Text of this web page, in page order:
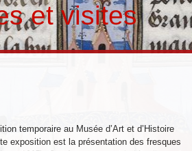
et visites
temporaire au Musée d’Art et d’Histoire
exposition est la présentation des fresques